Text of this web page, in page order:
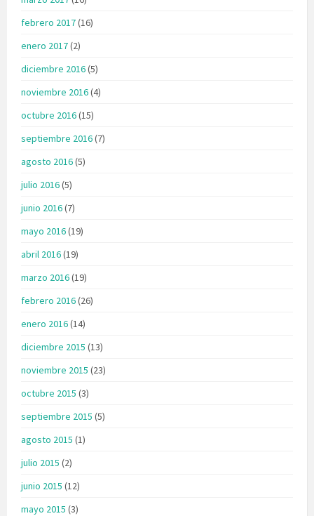
febrero 2017(16)
enero 2017(2)
diciembre 2016(5)
noviembre 2016(4)
octubre 2016(15)
septiembre 2016(7)
agosto 2016(5)
julio 2016(5)
junio 2016(7)
mayo 2016(19)
abril 2016(19)
marzo 2016(19)
febrero 2016(26)
enero 2016(14)
diciembre 2015 (13)
noviembre 2015 (23)
octubre 2015 (3)
septiembre 2015 (5)
agosto 2015 (1)
julio 2015 (2)
junio 2015 (12)
mayo 2015 (3)